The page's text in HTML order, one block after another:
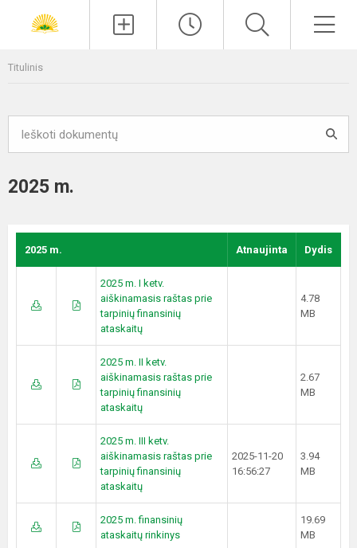
Titulinis
2025 m.
2025 m. Atnaujinta Dydis
2025 m. I ketv.
aiškinamasis raštas prie
tarpinių finansinių
ataskaitų
4.78
MB
2025 m. II ketv.
aiškinamasis raštas prie
tarpinių finansinių
ataskaitų
2.67
MB
2025 m. III ketv.
aiškinamasis raštas prie
tarpinių finansinių
ataskaitų
2025-11-20
16:56:27
3.94
MB
2025 m. finansinių
ataskaitų rinkinys
19.69
MB